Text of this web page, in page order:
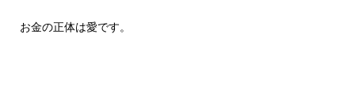
お金の正体は愛です。